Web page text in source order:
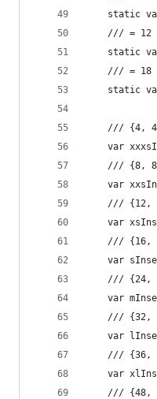
static
    /// = 12
static
    /// = 18
static
/// {4,
var
/// {8,
var
/// {12,
var
/// {16,
var
/// {24,
var
/// {32,
var
/// {36,
var
/// {48,